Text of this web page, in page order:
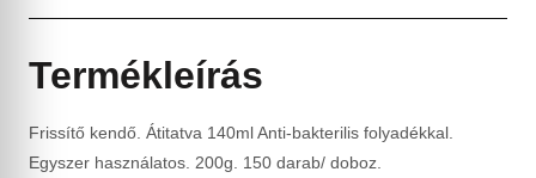
Termékleírás
Frissítő kendő. Átitatva 140ml Anti-bakterilis folyadékkal.
Egyszer használatos. 200g. 150 darab/ doboz.